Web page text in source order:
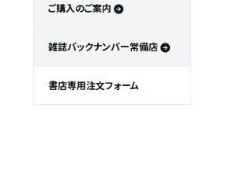
ご購入のご案内
雑誌バックナンバー常備店
書店専用注文フォーム